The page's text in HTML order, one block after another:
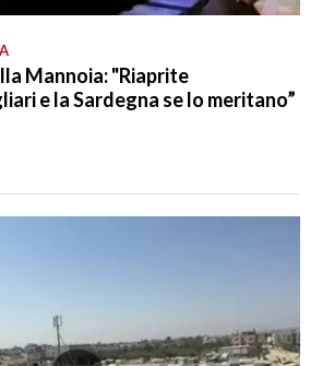
Mannoia: "Riaprite
e la Sardegna se lo meritano”